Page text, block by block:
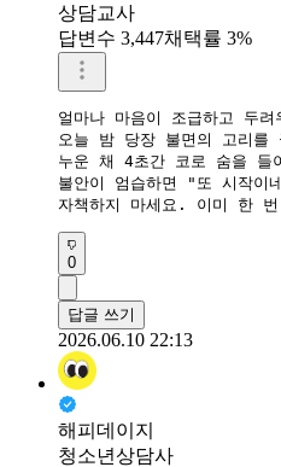
상담교사
답변수 3,447채택률 3%
얼마나 마음이 조급하고 두
오늘 밤 당장 불면의 고리
누운 채 4초간 코로 숨을 들
불안이 엄습하면 "또 시작이
자책하지 마세요. 이미 한
0
답글 쓰기
2026.06.10 22:13
해피데이지
청소년상담사